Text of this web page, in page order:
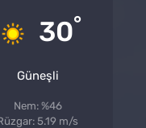
30°
Güneşli
Nem: %46
5.19 m/s